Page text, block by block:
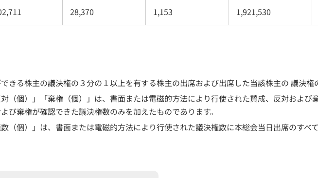
28,370 1,153 1,921,530
きる株主の議決権の３分の１以上を有する株主の出席および出席した当該株主の 議決権
（個）」「棄権（個）」は、書面または電磁的方法により行使された賛成、反対およ
び棄権が確認できた議決権数のみを加えたものであります。
（個）」は、書面または電磁的方法により行使された議決権数に本総会当日出席のすべ